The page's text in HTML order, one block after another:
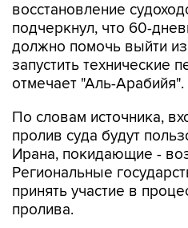
восстановление
подчеркнул, что 60-
должно помочь выйти
запустить технические
отмечает "Аль-Арабийя".
По словам источника,
пролив суда будут
Ирана, покидающие -
Региональные
принять участие в
пролива.